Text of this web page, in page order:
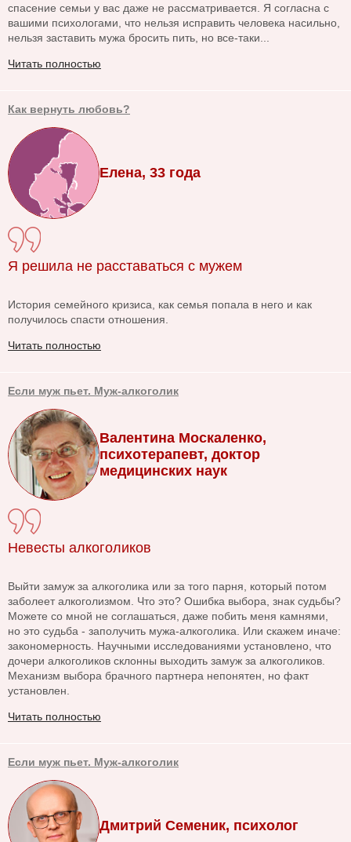
спасение семьи у вас даже не рассматривается. Я согласна с
вашими психологами, что нельзя исправить человека насильно,
нельзя заставить мужа бросить пить, но все-таки...
Читать полностью
Как вернуть любовь?
Елена, 33 года
Я решила не расставаться с мужем
История семейного кризиса, как семья попала в него и как
получилось спасти отношения.
Читать полностью
Если муж пьет. Муж-алкоголик
Валентина Москаленко,
психотерапевт, доктор
медицинских наук
Невесты алкоголиков
Выйти замуж за алкоголика или за того парня, который потом
заболеет алкоголизмом. Что это? Ошибка выбора, знак судьбы?
Можете со мной не соглашаться, даже побить меня камнями,
но это судьба - заполучить мужа-алкоголика. Или скажем иначе:
закономерность. Научными исследованиями установлено, что
дочери алкоголиков склонны выходить замуж за алкоголиков.
Механизм выбора брачного партнера непонятен, но факт
установлен.
Читать полностью
Если муж пьет. Муж-алкоголик
Дмитрий Семеник, психолог